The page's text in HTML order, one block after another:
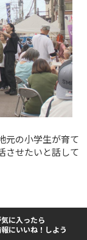
元の小学生が育て
させたいと話して
に入ったら
にいいね！しよう